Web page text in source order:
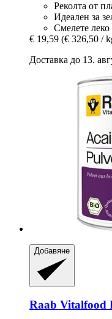
Реколта от
Идеален за
Смелете
€ 19,59 (€ 326,50 /
Доставка до 13.
Добавяне
Raab Vitalfood